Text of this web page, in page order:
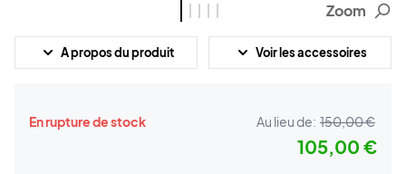
Zoom
A propos du produit Voir les accessoires
En rupture de stock Au lieu de: 150,00 €
105,00 €